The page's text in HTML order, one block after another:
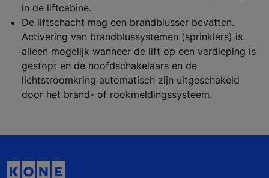
in de liftcabine.
De liftschacht mag een brandblusser bevatten.
Activering van brandblussystemen (sprinklers) is
alleen mogelijk wanneer de lift op een verdieping is
gestopt en de hoofdschakelaars en de
lichtstroomkring automatisch zijn uitgeschakeld
door het brand- of rookmeldingssysteem.